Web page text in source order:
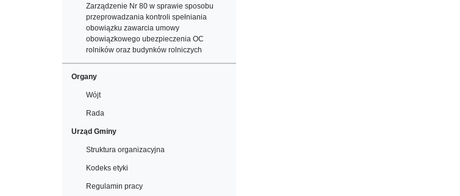
Zarządzenie Nr 80 w sprawie sposobu
przeprowadzania kontroli spełniania
obowiązku zawarcia umowy
obowiązkowego ubezpieczenia OC
rolników oraz budynków rolniczych
Organy
Wójt
Rada
Urząd Gminy
Struktura organizacyjna
Kodeks etyki
Regulamin pracy